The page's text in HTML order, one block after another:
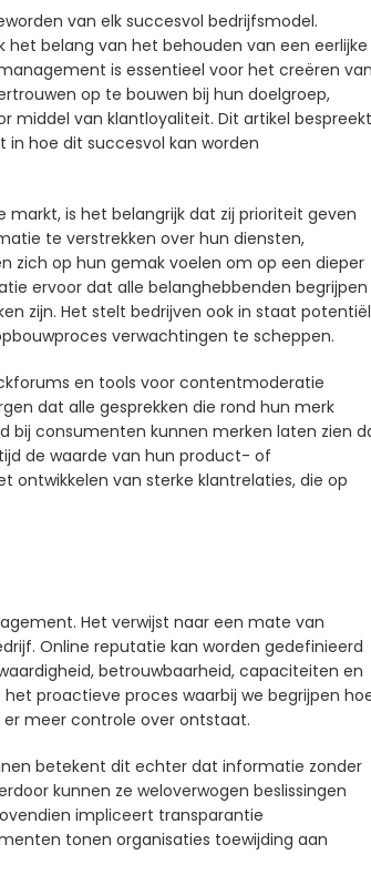
van elk succesvol bedrijfsmodel.
belang van het behouden van een eerlijke
is essentieel voor het creëren van
op te bouwen bij hun doelgroep,
middel van klantloyaliteit. Dit artikel bespreekt
hoe dit succesvol kan worden
is het belangrijk dat zij prioriteit geven
te verstrekken over hun diensten,
zich op hun gemak voelen om op een dieper
ervoor dat alle belanghebbenden begrijpen
zijn. Het stelt bedrijven ook in staat
verwachtingen te scheppen.
en tools voor contentmoderatie
dat alle gesprekken die rond hun merk
bij consumenten kunnen merken laten zien
de waarde van hun product- of
ontwikkelen van sterke klantrelaties, die op
Het verwijst naar een mate van
Online reputatie kan worden gedefinieerd
betrouwbaarheid, capaciteiten en
proactieve proces waarbij we begrijpen
meer controle over ontstaat.
betekent dit echter dat informatie zonder
kunnen ze weloverwogen beslissingen
impliceert transparantie
tonen organisaties toewijding aan